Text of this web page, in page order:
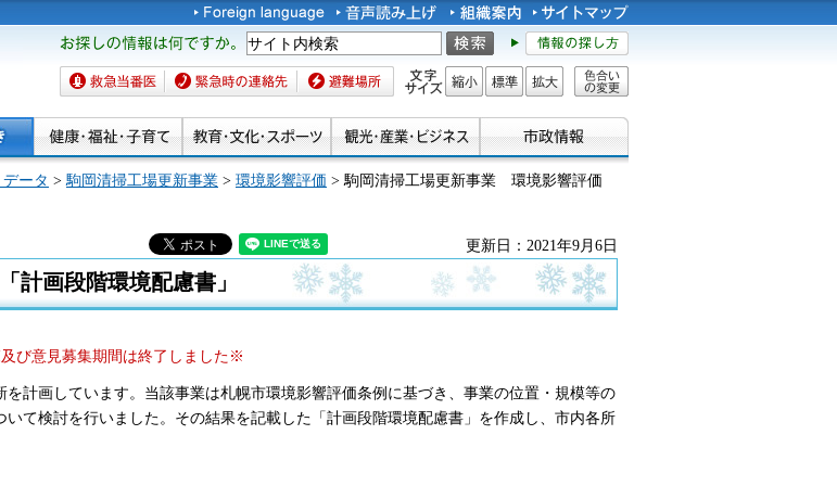
お探しの情報は何です
か。
救急当番医 緊急時の連絡先 避難場所 文字サイズ
縮小 標準 拡大
色合い
ータ > 駒岡清掃工場更新事業 > 環境影響評価 > 駒岡清掃工場更新事業 環境影響評価
更新日：2021年9月6日
画段階環境配慮書」
び意見募集期間は終了しました※
計画しています。当該事業は札幌市環境影響評価条例に基づき、事業の位置・規模等の
て検討を行いました。その結果を記載した「計画段階環境配慮書」を作成し、市内各所